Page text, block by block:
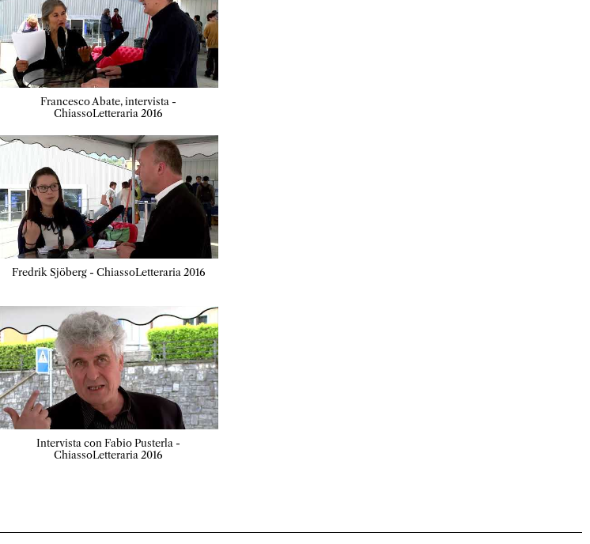
Francesco Abate, intervista -
ChiassoLetteraria 2016
Fredrik Sjöberg - ChiassoLetteraria 2016
Intervista con Fabio Pusterla -
ChiassoLetteraria 2016